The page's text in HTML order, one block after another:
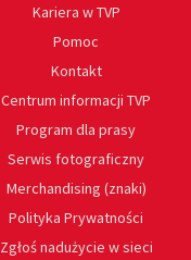
Kariera w TVP
Pomoc
Kontakt
Centrum informacji TVP
Program dla prasy
Serwis fotograficzny
Merchandising (znaki)
Polityka Prywatności
Zgłoś nadużycie w sieci